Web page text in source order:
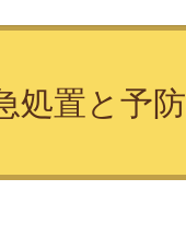
処置と予防